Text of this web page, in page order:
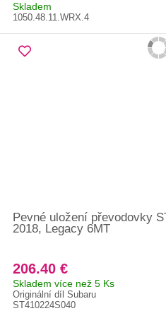
Skladem
1050.48.11.WRX.4
Pevné uložení převodovky
2018, Legacy 6MT
206.40 €
Skladem více než 5 Ks
Originální díl Subaru
ST410224S040